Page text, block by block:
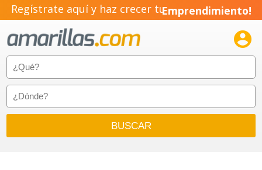
Regístrate aquí y haz crecer tuEmprendimiento!
